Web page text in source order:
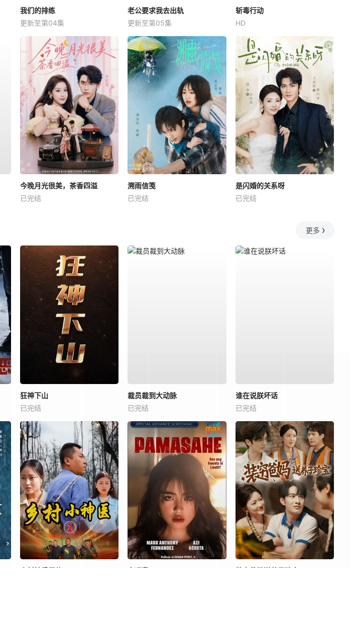
我们的排练
更新至第04集
老公要求我去出轨
更新至第05集
斩毒行动
HD
今晚月光很美，茶香四溢
已完结
溯雨信笺
已完结
是闪婚的关系呀
已完结
更多
狂神下山
已完结
裁员裁到大动脉
已完结
谁在说朕坏话
已完结
山村妙手医仙
交通费
装穷爸妈送养子珍宝